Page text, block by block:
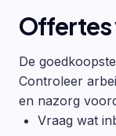
Offertes
De
Controleer
en nazorg
Vraag wat